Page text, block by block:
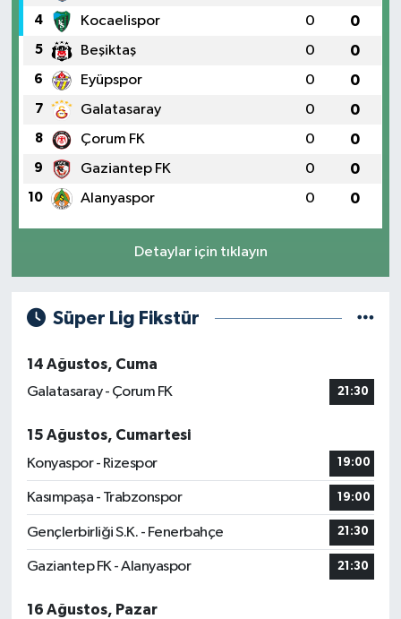
4 Kocaelispor 0 0
5 Beşiktaş 0 0
6 Eyüpspor 0 0
7 Galatasaray 0 0
8 Çorum FK 0 0
9 Gaziantep FK 0 0
10 Alanyaspor 0 0
Detaylar için tıklayın
Süper Lig Fikstür
14 Ağustos, Cuma
Galatasaray - Çorum FK
21:30
15 Ağustos, Cumartesi
Konyaspor - Rizespor
19:00
Kasımpaşa - Trabzonspor 19:00
Gençlerbirliği S.K. - Fenerbahçe 21:30
Gaziantep FK - Alanyaspor 21:30
16 Ağustos, Pazar